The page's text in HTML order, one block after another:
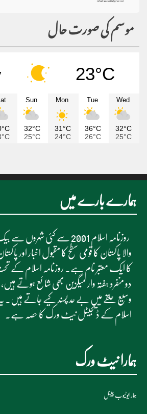
موسم کی صورت حال
23°C
Sun
32°C
25°C
Mon
31°C
24°C
Tue
36°C
26°C
Wed
32°C
25°C
ہمارے بارے میں
روزنامہ اسلام 2001 سے کئی
والا پاکستان کا قومی سطح کا مقبول اخبار اور
کا ایک معتبر نام ہے۔ روزنامہ اسلام کے تحت
دو منفرد ہفتہ وار میگزین بھی شائع ہوتے
وسیع حلقے میں بے حد پسند کیے جاتے ہیں۔
اسلام کے ڈیجیٹل نیٹ ورک کا حصہ ہے۔
ہمارا نیٹ ورک
ہمارایوٹیوب چینل